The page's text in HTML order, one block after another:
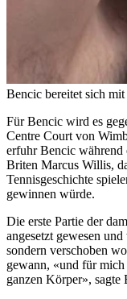
Bencic bereitet sich
Für Bencic wird es
Centre Court von
erfuhr Bencic während
Briten Marcus Willis,
Tennisgeschichte
gewinnen würde.
Die erste Partie der
angesetzt gewesen
sondern verschoben
gewann, «und für
ganzen Körper», sagte